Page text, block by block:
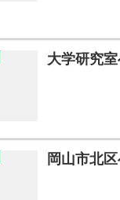
大学研究室
岡山市北